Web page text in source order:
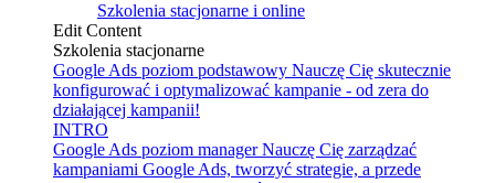
Szkolenia stacjonarne i online
Edit Content
Szkolenia stacjonarne
Google Ads poziom podstawowy Nauczę Cię skutecznie
konfigurować i optymalizować kampanie - od zera do
działającej kampanii!
INTRO
Google Ads poziom manager Nauczę Cię zarządzać
kampaniami Google Ads, tworzyć strategie, a przede